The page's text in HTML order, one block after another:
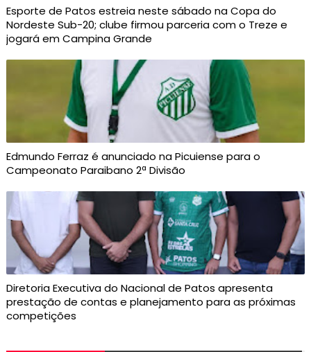
Esporte de Patos estreia neste sábado na Copa do
Nordeste Sub-20; clube firmou parceria com o Treze e
jogará em Campina Grande
Edmundo Ferraz é anunciado na Picuiense para o
Campeonato Paraibano 2ª Divisão
Diretoria Executiva do Nacional de Patos apresenta
prestação de contas e planejamento para as próximas
competições